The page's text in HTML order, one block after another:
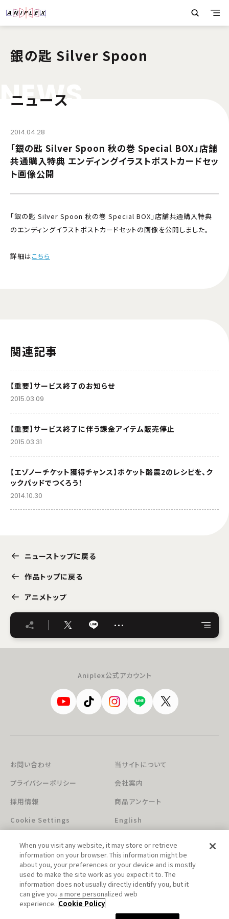
銀の匙 Silver Spoon
NEWS
ニュース
2014.04.28
「銀の匙 Silver Spoon 秋の巻 Special BOX」店舗
共通購入特典 エンディングイラストポストカードセッ
ト画像公開
「銀の匙 Silver Spoon 秋の巻 Special BOX」店舗共通購入特典
のエンディングイラストポストカードセットの画像を公開しました。
詳細はこちら
関連記事
【重要】サービス終了のお知らせ
2015.03.09
【重要】サービス終了に伴う課金アイテム販売停止
2015.03.31
【エゾノーチケット獲得チャンス】ポケット酪農2のレシピを、ク
ックパッドでつくろう！
2014.10.30
ニューストップに戻る
作品トップに戻る
アニメトップ
…
Aniplex公式アカウント
お問い合わせ
当サイトについて
プライバシーポリシー
会社案内
採用情報
商品アンケート
Cookie Settings
English
このホームページに掲載されている著作物の無断利用を禁じます。
When you visit any website, it may store or retrieve
information on your browser. This information might be
about you, your preferences or your device and is mostly
used to make the site work as you expect it to. The
information does not usually directly identify you, but it
can give you a more personalized web
experience. Cookie Policy